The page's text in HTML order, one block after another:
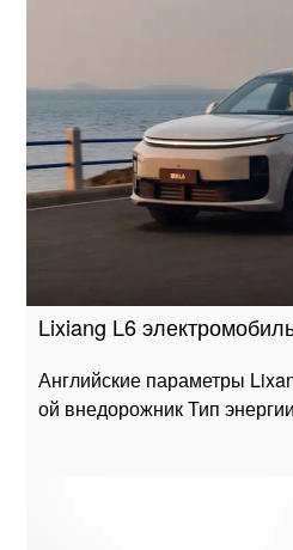
Lixiang L6
Английские параметры
ой внедорожник Тип